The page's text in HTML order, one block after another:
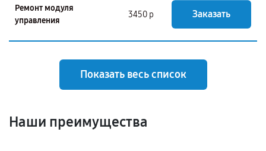
Ремонт модуля
управления
3450 р Заказать
Показать весь список
Наши преимущества